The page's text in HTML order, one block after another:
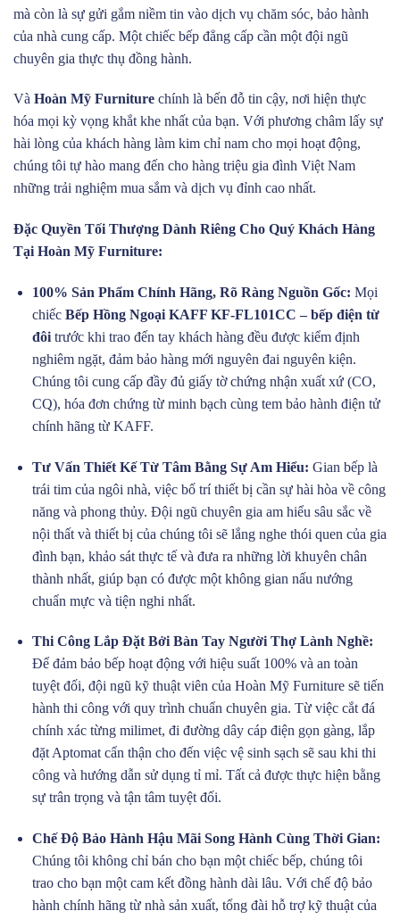
mà còn là sự gửi gắm niềm tin vào dịch vụ chăm sóc, bảo hành
của nhà cung cấp. Một chiếc bếp đẳng cấp cần một đội ngũ
chuyên gia thực thụ đồng hành.
Và Hoàn Mỹ Furniture chính là bến đỗ tin cậy, nơi hiện thực
hóa mọi kỳ vọng khắt khe nhất của bạn. Với phương châm lấy sự
hài lòng của khách hàng làm kim chỉ nam cho mọi hoạt động,
chúng tôi tự hào mang đến cho hàng triệu gia đình Việt Nam
những trải nghiệm mua sắm và dịch vụ đỉnh cao nhất.
Đặc Quyền Tối Thượng Dành Riêng Cho Quý Khách Hàng
Tại Hoàn Mỹ Furniture:
100% Sản Phẩm Chính Hãng, Rõ Ràng Nguồn Gốc: Mọi
chiếc Bếp Hồng Ngoại KAFF KF-FL101CC – bếp điện từ
đôitrước khi trao đến tay khách hàng đều được kiểm định
nghiêm ngặt, đảm bảo hàng mới nguyên đai nguyên kiện.
Chúng tôi cung cấp đầy đủ giấy tờ chứng nhận xuất xứ (CO,
CQ), hóa đơn chứng từ minh bạch cùng tem bảo hành điện tử
chính hãng từ KAFF.
Tư Vấn Thiết Kế Từ Tâm Bằng Sự Am Hiểu: Gian bếp là
trái tim của ngôi nhà, việc bố trí thiết bị cần sự hài hòa về công
năng và phong thủy. Đội ngũ chuyên gia am hiểu sâu sắc về
nội thất và thiết bị của chúng tôi sẽ lắng nghe thói quen của gia
đình bạn, khảo sát thực tế và đưa ra những lời khuyên chân
thành nhất, giúp bạn có được một không gian nấu nướng
chuẩn mực và tiện nghi nhất.
Thi Công Lắp Đặt Bởi Bàn Tay Người Thợ Lành Nghề:
Để đảm bảo bếp hoạt động với hiệu suất 100% và an toàn
tuyệt đối, đội ngũ kỹ thuật viên của Hoàn Mỹ Furniture sẽ tiến
hành thi công với quy trình chuẩn chuyên gia. Từ việc cắt đá
chính xác từng milimet, đi đường dây cáp điện gọn gàng, lắp
đặt Aptomat cẩn thận cho đến việc vệ sinh sạch sẽ sau khi thi
công và hướng dẫn sử dụng tỉ mỉ. Tất cả được thực hiện bằng
sự trân trọng và tận tâm tuyệt đối.
Chế Độ Bảo Hành Hậu Mãi Song Hành Cùng Thời Gian:
Chúng tôi không chỉ bán cho bạn một chiếc bếp, chúng tôi
trao cho bạn một cam kết đồng hành dài lâu. Với chế độ bảo
hành chính hãng từ nhà sản xuất, tổng đài hỗ trợ kỹ thuật của